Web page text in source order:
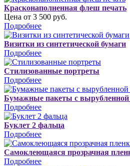
Красконаполненная флеш печать
Цена от 3 500 руб.
Подробнее
Визитки из синтетической бумаги
Подробнее
Стилизованные портреты
Подробнее
Бумажные пакеты с вырубленной
Подробнее
Буклет 2 фальца
Подробнее
Самоклеющаяся прозрачная
Подробнее